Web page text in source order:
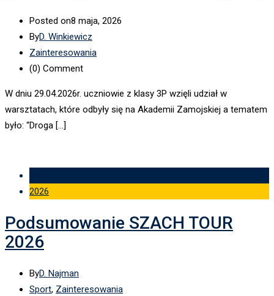
Posted on8 maja, 2026
ByD. Winkiewicz
Zainteresowania
(0) Comment
W dniu 29.04.2026r. uczniowie z klasy 3P wzięli udział w
warsztatach, które odbyły się na Akademii Zamojskiej a tematem
było: “Droga […]
2026
Podsumowanie SZACH TOUR
2026
ByD. Najman
Sport, Zainteresowania